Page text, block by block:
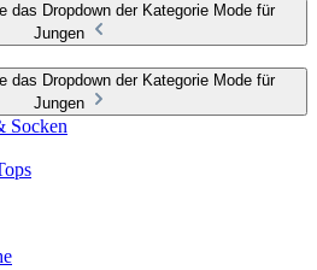
das Dropdown der Kategorie Mode für
Jungen
das Dropdown der Kategorie Mode für
Jungen
Socken